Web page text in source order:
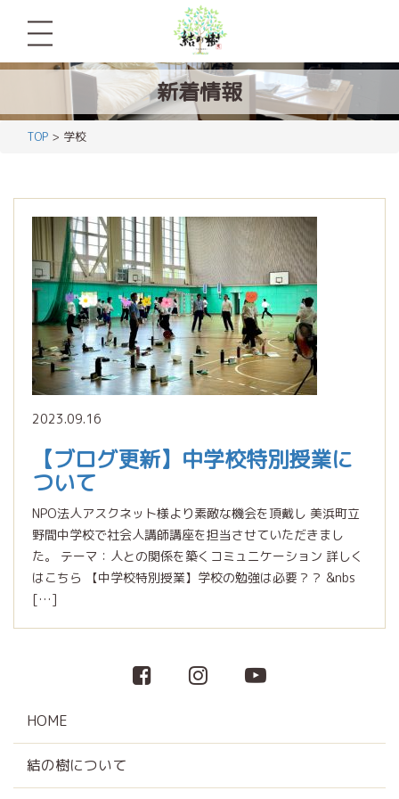
新着情報
TOP > 学校
2023.09.16
【ブログ更新】中学校特別授業に
ついて
NPO法人アスクネット様より素敵な機会を頂戴し 美浜町立
野間中学校で社会人講師講座を担当させていただきまし
た。 テーマ：人との関係を築くコミュニケーション 詳しく
はこちら 【中学校特別授業】学校の勉強は必要？？ &nbs
[…]
HOME
結の樹について